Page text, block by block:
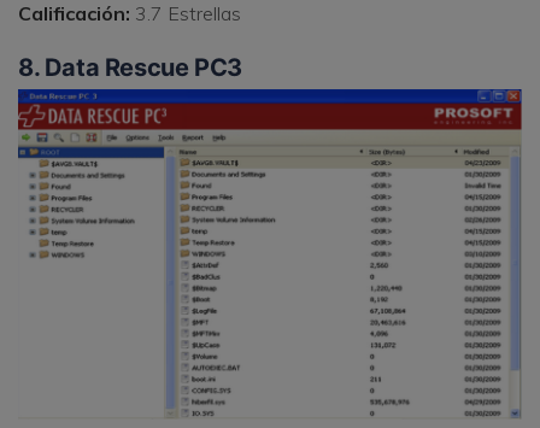
Calificación: 3.7 Estrellas
8. Data Rescue PC3